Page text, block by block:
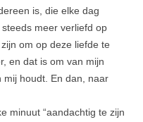
is, die elke dag
meer verliefd op
om op deze liefde te
en dat is om van mijn
mij houdt. En dan, naar
minuut “aandachtig te zijn